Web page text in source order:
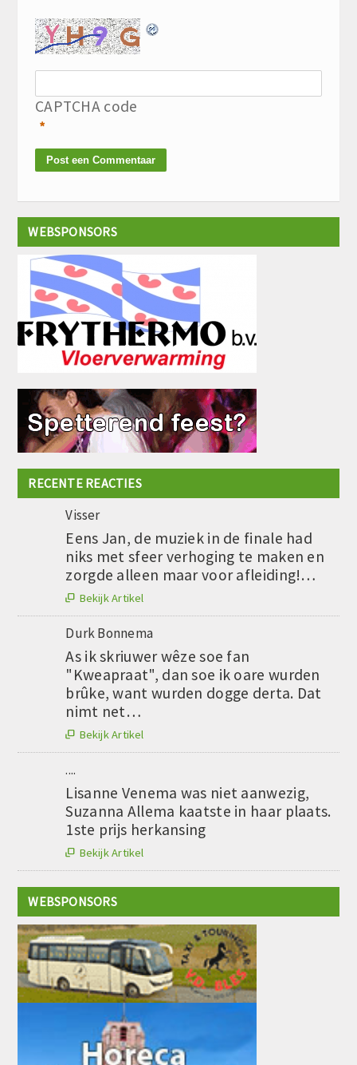
CAPTCHA code
*
WEBSPONSORS
RECENTE REACTIES
Visser
Eens Jan, de muziek in de finale had
niks met sfeer verhoging te maken en
zorgde alleen maar voor afleiding!…
 Bekijk Artikel
Durk Bonnema
As ik skriuwer wêze soe fan
"Kweapraat", dan soe ik oare wurden
brûke, want wurden dogge derta. Dat
nimt net…
 Bekijk Artikel
....
Lisanne Venema was niet aanwezig,
Suzanna Allema kaatste in haar plaats.
1ste prijs herkansing
 Bekijk Artikel
WEBSPONSORS